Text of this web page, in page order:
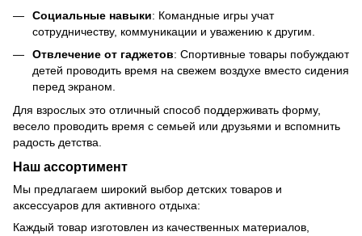
Социальные навыки: Командные игры учат
сотрудничеству, коммуникации и уважению к другим.
Отвлечение от гаджетов: Спортивные товары побуждают
детей проводить время на свежем воздухе вместо сидения
перед экраном.
Для взрослых это отличный способ поддерживать форму,
весело проводить время с семьей или друзьями и вспомнить
радость детства.
Наш ассортимент
Мы предлагаем широкий выбор детских товаров и
аксессуаров для активного отдыха:
Каждый товар изготовлен из качественных материалов,